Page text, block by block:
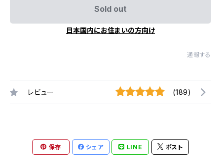
Sold out
日本国内にお住まいの方向け
通報する
レビュー (189)
保存 シェア LINE ポスト